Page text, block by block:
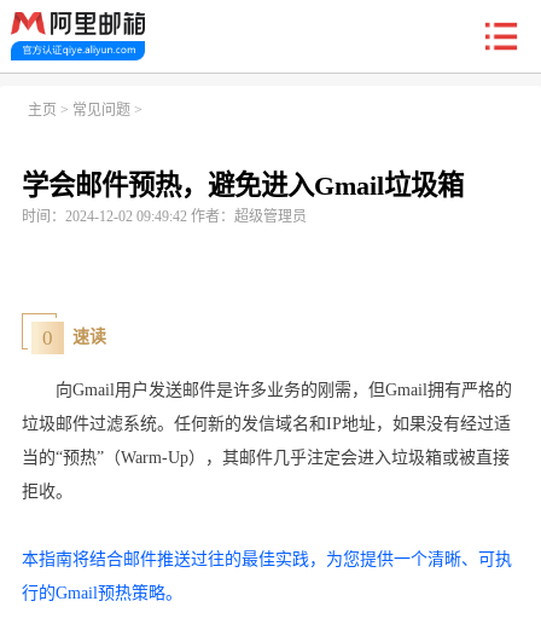
首页 阿里企业邮箱 信创邮 收费标准
主页 > 常见问题 >
学会邮件预热，避免进入Gmail垃圾箱
时间：2024-12-02 09:49:42 作者：超级管理员
0 速读
向Gmail用户发送邮件是许多业务的刚需，但Gmail拥有严格的
垃圾邮件过滤系统。任何新的发信域名和IP地址，如果没有经过适
当的“预热”（Warm-Up），其邮件几乎注定会进入垃圾箱或被直接
拒收。
本指南将结合邮件推送过往的最佳实践，为您提供一个清晰、可执
行的Gmail预热策略。